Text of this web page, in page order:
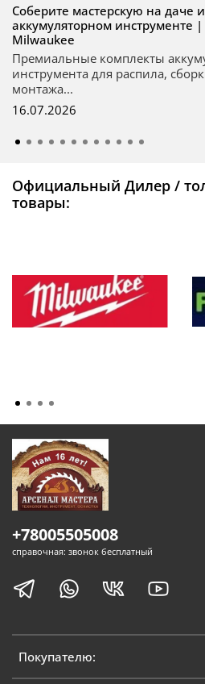
Соберите мастерскую на даче
аккумуляторном инструменте
Milwaukee
Премиальные комплекты
инструмента для распила,
монтажа...
16.07.2026
Официальный Дилер /
товары:
Покупателю:
+78005505008
справочная: звонок бесплатный